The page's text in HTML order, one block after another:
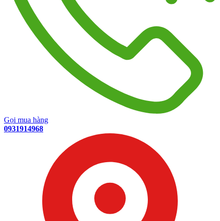
Gọi mua hàng
0931914968